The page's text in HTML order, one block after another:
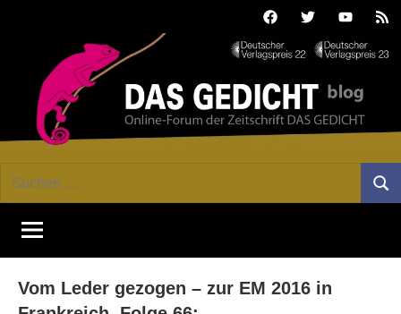
FacebookTwitterYoutube
GEDICHT
blog
Forum
von
DAS
Lyrik,
Suchen
Vom Leder gezogen – zur EM 2016 in